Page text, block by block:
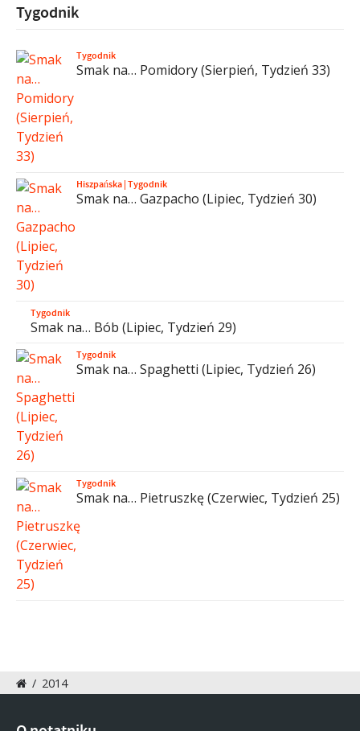
Tygodnik
Tygodnik
Smak na… Pomidory (Sierpień, Tydzień 33)
Hiszpańska|Tygodnik
Smak na… Gazpacho (Lipiec, Tydzień 30)
Tygodnik
Smak na… Bób (Lipiec, Tydzień 29)
Tygodnik
Smak na… Spaghetti (Lipiec, Tydzień 26)
Tygodnik
Smak na… Pietruszkę (Czerwiec, Tydzień 25)
/ 2014